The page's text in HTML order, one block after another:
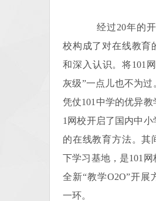
经过20年的开
校构成了对在线教育
和深入认识。将101
灰级”一点儿也不为过
凭仗101中学的优异教
1网校开启了国内中小
的在线教育方法。其
下学习基地，是101网
全新“教学O2O”开展
一环。